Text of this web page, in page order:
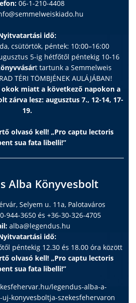
06-1-210-4408
idő:
csütörtök, péntek: 10:00–16:00
5-ig hétfőtől péntekig 10-16
t tartunk a Semmelweis
TÉRI TÖMBJÉNEK AULÁJÁBAN!
okok miatt a következő napokon a
zárva lesz: augusztus 7., 12-14, 17-
19.
olvasó kell! „Pro captu lectoris
sua fata libelli!”
Alba Könyvesbolt
Selyem u. 11a, Palotaváros
944-3650 és +36-30-326-4705
alba@legendus.hu
idő:
péntekig 12.30 és 18.00 óra között
olvasó kell! „Pro captu lectoris
sua fata libelli!”
legendus-alba-a-
konyvesboltja-szekesfehervaron